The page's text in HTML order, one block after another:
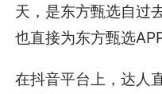
天，是东方甄选自过
也直接为东方甄选
在抖音平台上，达人